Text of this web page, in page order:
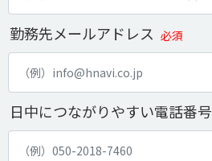
勤務先メールアドレス 必須
日中につながりやすい電話番号